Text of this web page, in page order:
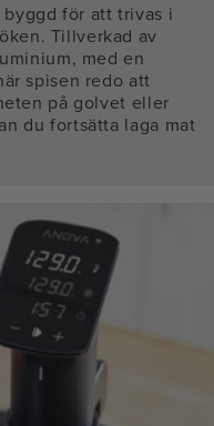
byggd för att trivas i
Tillverkad av
med en
spisen redo att
på golvet eller
du fortsätta laga mat